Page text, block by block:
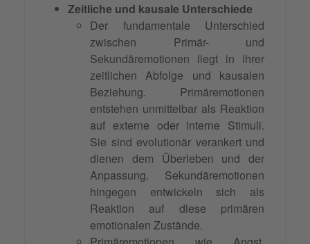
Zeitliche und kausale Unterschiede
Der fundamentale Unterschied
zwischen Primär- und
Sekundäremotionen liegt in ihrer
zeitlichen Abfolge und kausalen
Beziehung. Primäremotionen
entstehen unmittelbar als Reaktion
auf externe oder interne Stimuli.
Sie sind evolutionär verankert und
dienen dem Überleben und der
Anpassung. Sekundäremotionen
hingegen entwickeln sich als
Reaktion auf diese primären
emotionalen Zustände.